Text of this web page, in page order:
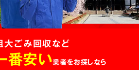
ごみ回収など
番安い業者をお探しなら